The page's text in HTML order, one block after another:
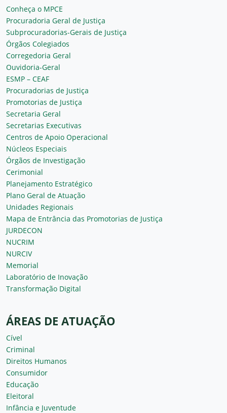
Conheça o MPCE
Procuradoria Geral de Justiça
Subprocuradorias-Gerais de Justiça
Órgãos Colegiados
Corregedoria Geral
Ouvidoria-Geral
ESMP – CEAF
Procuradorias de Justiça
Promotorias de Justiça
Secretaria Geral
Secretarias Executivas
Centros de Apoio Operacional
Núcleos Especiais
Órgãos de Investigação
Cerimonial
Planejamento Estratégico
Plano Geral de Atuação
Unidades Regionais
Mapa de Entrância das Promotorias de Justiça
JURDECON
NUCRIM
NURCIV
Memorial
Laboratório de Inovação
Transformação Digital
ÁREAS DE ATUAÇÃO
Cível
Criminal
Direitos Humanos
Consumidor
Educação
Eleitoral
Infância e Juventude